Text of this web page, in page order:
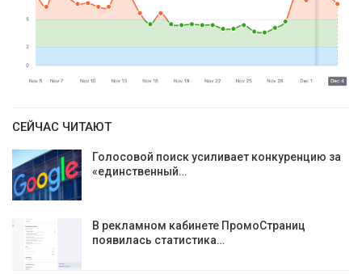
СЕЙЧАС ЧИТАЮТ
Голосовой поиск усиливает конкуренцию за
«единственный…
В рекламном кабинете ПромоСтраниц
появилась статистика…